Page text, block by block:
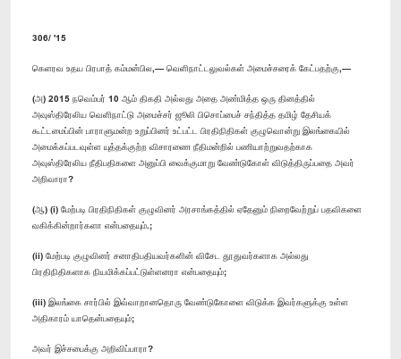
306/ '15
கெளரவ உதய பிரபாத் கம்மன்பில,— வெளிநாட்டலுவல்கள் அமைச்சரைக் கேட்பதற்கு,—
(அ) 2015 நவெம்பர் 10 ஆம் திகதி அல்லது அதை அண்மித்த ஒரு தினத்தில்
அவுஸ்திரேலிய வெளிநாட்டு அமைச்சர் ஜூலி பிசொப்பைச் சந்தித்த தமிழ் தேசியக்
கூட்டமைப்பின் பாராளுமன்ற உறுப்பினர் உட்பட்ட பிரதிநிதிகள் குழுவொன்று இலங்கையில்
அமைக்கப்படவுள்ள யுத்தக்குற்ற விசாரணை நீதிமன்றில் பணியாற்றுவதற்காக
அவுஸ்திரேலிய நீதிபதிகளை அனுப்பி வைக்குமாறு வேண்டுகோள் விடுத்திருப்பதை அவர்
அறிவாரா?
(ஆ) (i) மேற்படி பிரதிநிதிகள் குழுவினர் அரசாங்கத்தில் ஏதேனும் நிறைவேற்றுப் பதவிகளை
வகிக்கின்றார்களா என்பதையும்.;
(ii) மேற்படி குழுவினர் சனாதிபதியவர்களின் விசேட தூதுவர்களாக அல்லது
பிரதிநிதிகளாக நியமிக்கப்பட்டுள்ளனரா என்பதையும்;
(iii) இலங்கை சார்பில் இவ்வாறானதொரு வேண்டுகோளை விடுக்க இவர்களுக்கு உள்ள
அதிகாரம் யாதென்பதையும்;
அவர் இச்சபைக்கு அறிவிப்பாரா?